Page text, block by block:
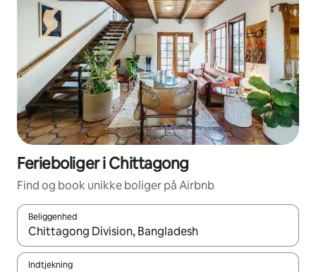
Ferieboliger i Chittagong
Find og book unikke boliger på Airbnb
Beliggenhed
Når resultaterne er tilgængelige, skal du navigere med
Indtjekning